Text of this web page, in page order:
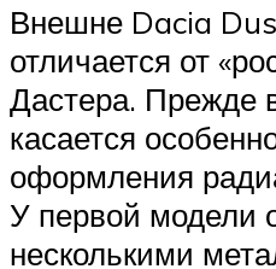
Внешне Dacia
отличается от
Дастера. Прежде
касается
оформления
У первой модели
несколькими